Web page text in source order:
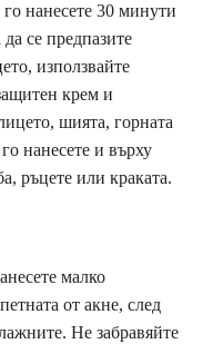
нанесете 30 минути
се предпазите
използвайте
крем и
шията, горната
нанесете и върху
ръцете или краката.
малко
от акне, след
Не забравяйте